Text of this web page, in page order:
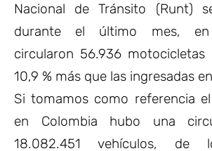
Nacional de Tránsito (Runt)
durante el último mes, en
circularon 56.936 motocicletas
10,9 % más que las ingresadas
Si tomamos como referencia
en Colombia hubo una
18.082.451 vehículos, de